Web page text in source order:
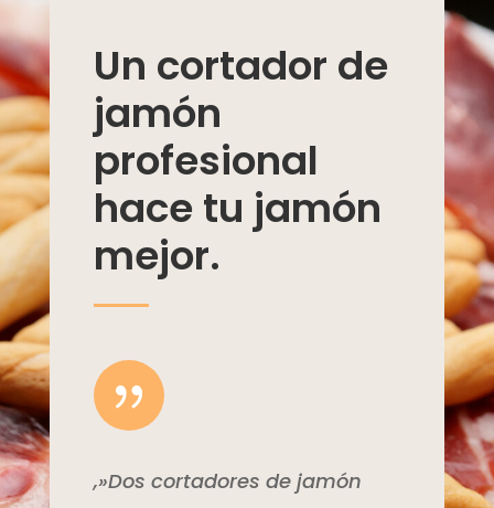
Un cortador de
jamón
profesional
hace tu jamón
mejor.
{
,»Dos cortadores de jamón